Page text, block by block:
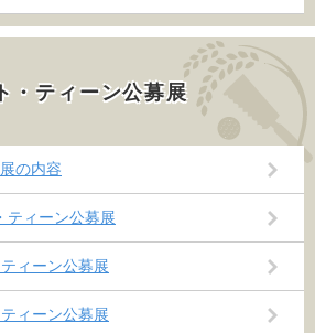
・ティーン公募展
の内容
ィーン公募展
ィーン公募展
ィーン公募展